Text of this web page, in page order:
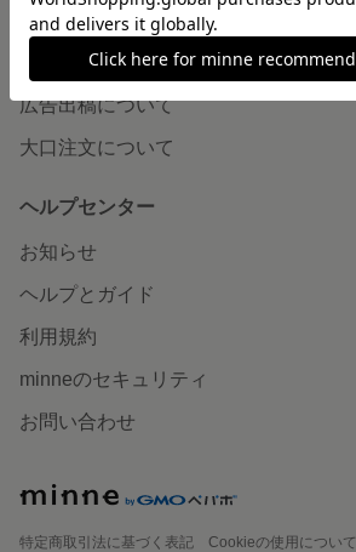
企業の方へ
広告出稿について
大口注文について
ヘルプセンター
お知らせ
ヘルプとガイド
利用規約
minneのセキュリティ
お問い合わせ
特定商取引法に基づく表記
Cookieの使用について